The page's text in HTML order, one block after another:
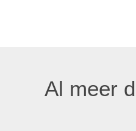
Al meer